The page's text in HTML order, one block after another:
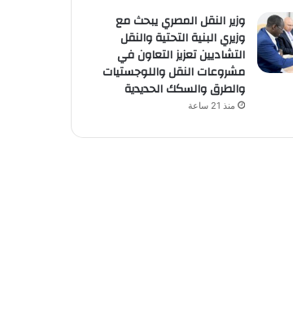
وزير النقل المصري يبحث مع
وزيري البنية التحتية والنقل
التشاديين تعزيز التعاون في
مشروعات النقل واللوجستيات
والطرق والسكك الحديدية
منذ 21 ساعة